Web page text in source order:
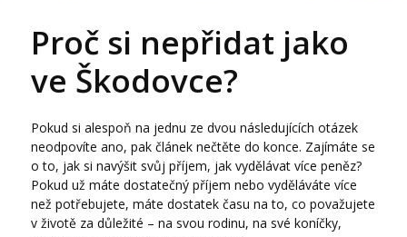
Proč si nepřidat jako
ve Škodovce?
Pokud si alespoň na jednu ze dvou následujících otázek
neodpovíte ano, pak článek nečtěte do konce. Zajímáte se
o to, jak si navýšit svůj příjem, jak vydělávat více peněz?
Pokud už máte dostatečný příjem nebo vyděláváte více
než potřebujete, máte dostatek času na to, co považujete
v životě za důležité – na svou rodinu, na své koníčky,